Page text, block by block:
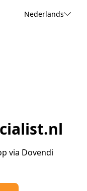
Nederlands
via Dovendi